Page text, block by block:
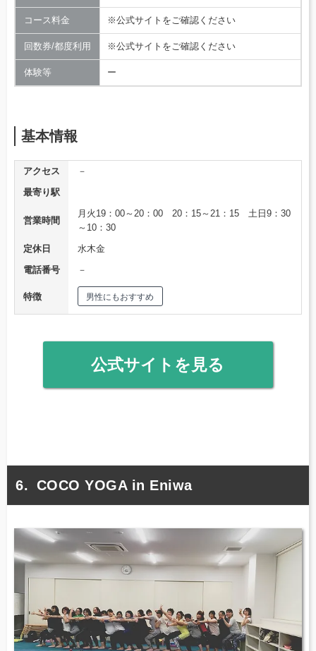
コース料金 ※公式サイトをご確認ください
回数券/都度利用 ※公式サイトをご確認ください
体験等 ー
基本情報
アクセス
－
最寄り駅
営業時間
月火19：00～20：00 20：15～21：15 土日9：30
～10：30
定休日
水木金
電話番号
－
特徴 男性にもおすすめ
公式サイトを見る
COCO YOGA in Eniwa